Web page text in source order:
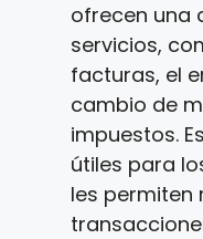
ofrecen una
servicios,
facturas, el
cambio de
impuestos.
útiles para
les permiten